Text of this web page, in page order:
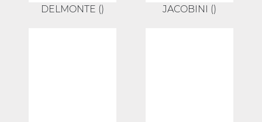
DELMONTE () JACOBINI ()